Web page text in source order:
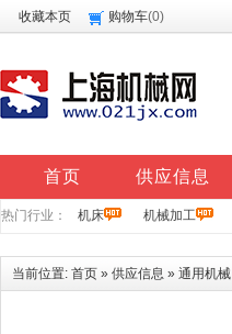
收藏本页 购物车(0)
首页 供应信息
热门行业： 机床 机械加工
当前位置: 首页 » 供应信息 » 通用机械